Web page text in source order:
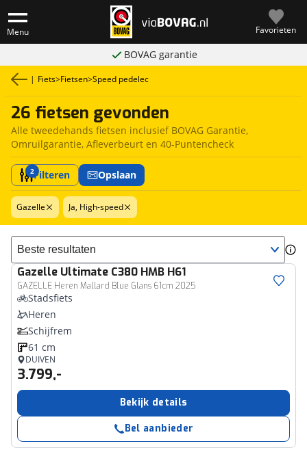
Menu Favorieten
BOVAG garantie
| Fiets>Fietsen>Speed pedelec
26 fietsen gevonden
Alle tweedehands fietsen inclusief BOVAG Garantie,
Omruilgarantie, Afleverbeurt en 40-Puntencheck
2Filteren Opslaan
Gazelle Ja, High-speed
Sorteer resultaten
Gazelle Ultimate C380 HMB H61
GAZELLE Heren Mallard Blue Glans 61cm 2025
Stadsfiets
Heren
Schijfrem
61 cm
DUIVEN
3.799,-
Bekijk details
Bel aanbieder